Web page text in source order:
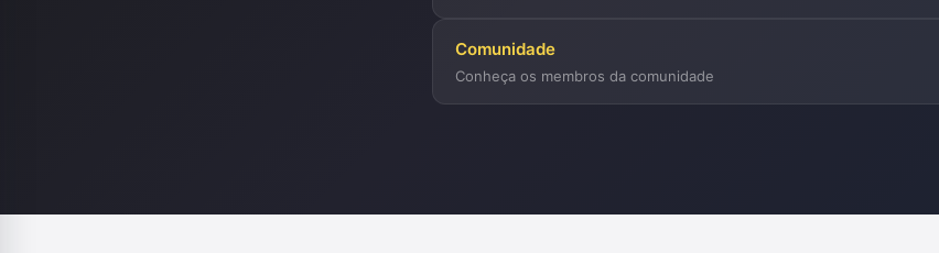
Comunidade
Conheça os membros da comunidade